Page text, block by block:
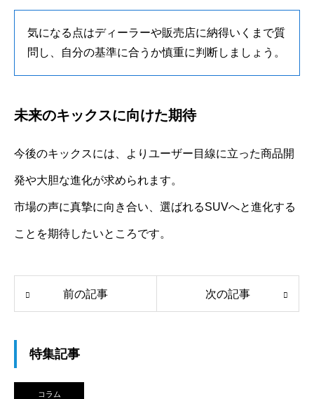
気になる点はディーラーや販売店に納得いくまで質
問し、自分の基準に合うか慎重に判断しましょう。
未来のキックスに向けた期待
今後のキックスには、よりユーザー目線に立った商品開
発や大胆な進化が求められます。
市場の声に真摯に向き合い、選ばれるSUVへと進化する
ことを期待したいところです。
前の記事 次の記事
特集記事
コラム